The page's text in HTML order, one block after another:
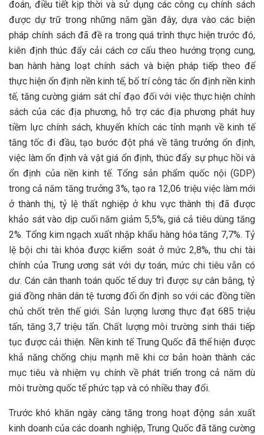
đoán, điều tiết kịp thời và sử dụng các công cụ chính sách
được dự trữ trong những năm gần đây, dựa vào các biện
pháp chính sách đã đề ra trong quá trình thực hiện trước đó,
kiên định thúc đẩy cải cách cơ cấu theo hướng trọng cung,
ban hành hàng loạt chính sách và biện pháp tiếp theo để
thực hiện ổn định nền kinh tế, bố trí công tác ổn định nền kinh
tế, tăng cường giám sát chỉ đạo đối với việc thực hiện chính
sách của các địa phương, hỗ trợ các địa phương phát huy
tiềm lực chính sách, khuyến khích các tỉnh mạnh về kinh tế
tăng tốc đi đầu, tạo bước đột phá về tăng trưởng ổn định,
việc làm ổn định và vật giá ổn định, thúc đẩy sự phục hồi và
ổn định của nền kinh tế. Tổng sản phẩm quốc nội (GDP)
trong cả năm tăng trưởng 3%, tạo ra 12,06 triệu việc làm mới
ở thành thị, tỷ lệ thất nghiệp ở khu vực thành thị đã được
khảo sát vào dịp cuối năm giảm 5,5%, giá cả tiêu dùng tăng
2%. Tổng kim ngạch xuất nhập khẩu hàng hóa tăng 7,7%. Tỷ
lệ bội chi tài khóa được kiểm soát ở mức 2,8%, thu chi tài
chính của Trung ương sát với dự toán, mức chi tiêu vẫn có
dư. Cán cân thanh toán quốc tế duy trì được sự cân bằng, tỷ
giá đồng nhân dân tệ tương đối ổn định so với các đồng tiền
chủ chốt trên thế giới. Sản lượng lương thực đạt 685 triệu
tấn, tăng 3,7 triệu tấn. Chất lượng môi trường sinh thái tiếp
tục được cải thiện. Nền kinh tế Trung Quốc đã thể hiện được
khả năng chống chịu mạnh mẽ khi cơ bản hoàn thành các
mục tiêu và nhiệm vụ chính về phát triển trong cả năm dù
môi trường quốc tế phức tạp và có nhiều thay đổi.
Trước khó khăn ngày càng tăng trong hoạt động sản xuất
kinh doanh của các doanh nghiệp, Trung Quốc đã tăng cường